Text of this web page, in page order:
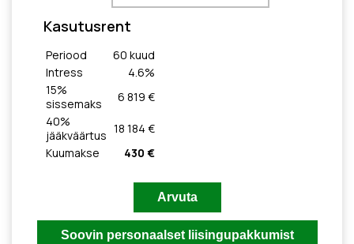
Kasutusrent
Periood 60 kuud
Intress
4.6%
15%
sissemaks
6 819 €
40%
jääkväärtus 18 184 €
Kuumakse
430 €